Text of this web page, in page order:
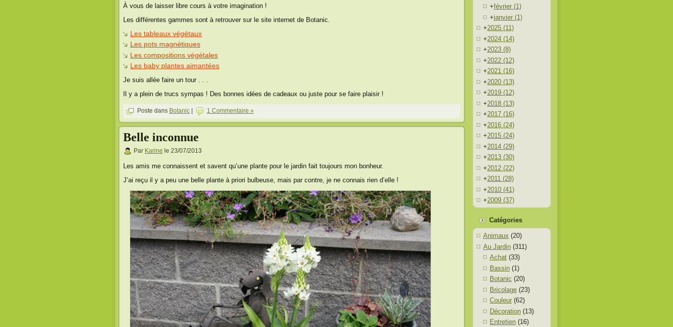
À vous de laisser libre cours à votre imagination !
Les différentes gammes sont à retrouver sur le site internet de Botanic.
Les tableaux végétaux
Les pots magnétiques
Les compositions végétales
Les baby plantes aimantées
Je suis allée faire un tour . . .
Il y a plein de trucs sympas ! Des bonnes idées de cadeaux ou juste pour se faire plaisir !
Poste dans Botanic 1 Commentaire »
Belle inconnue
Par Karine le 23/07/2013
Les amis me connaissent et savent qu’une plante pour le jardin fait toujours mon bonheur.
J’ai reçu il y a peu une belle plante à priori bulbeuse, mais par contre, je ne connais rien d’elle !
+février (1)
+janvier (1)
+2025 (11)
+2024 (14)
+2023 (8)
+2022 (12)
+2021 (16)
+2020 (13)
+2019 (12)
+2018 (13)
+2017 (16)
+2016 (24)
+2015 (24)
+2014 (29)
+2013 (30)
+2012 (22)
+2011 (28)
+2010 (41)
+2009 (37)
Catégories
Animaux (20)
Au Jardin (311)
Achat (33)
Bassin (1)
Botanic (20)
Bricolage (23)
Couleur (62)
Décoration (13)
Entretien (16)